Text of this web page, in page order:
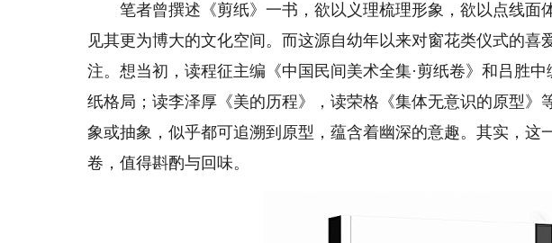
笔者曾撰述《剪纸》一书，欲以义理梳理形象，欲以点线面
见其更为博大的文化空间。而这源自幼年以来对窗花类仪式的喜
注。想当初，读程征主编《中国民间美术全集·剪纸卷》和吕胜
纸格局；读李泽厚《美的历程》，读荣格《集体无意识的原型》
象或抽象，似乎都可追溯到原型，蕴含着幽深的意趣。其实，这
卷，值得斟酌与回味。